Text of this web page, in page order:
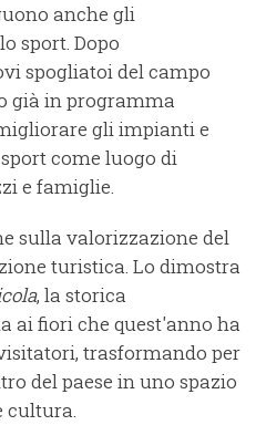
anche gli
sport. Dopo
spogliatoi del campo
già in programma
gli impianti e
come luogo di
e famiglie.
sulla valorizzazione del
turistica. Lo dimostra
, la storica
ai fiori che quest'anno ha
trasformando per
del paese in uno spazio
cultura.